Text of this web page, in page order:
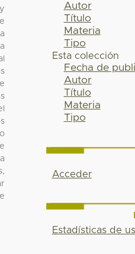
Autor
Título
Materia
Tipo
Esta colección
Fecha de
Autor
Título
Materia
Tipo
Acceder
Estadísticas de